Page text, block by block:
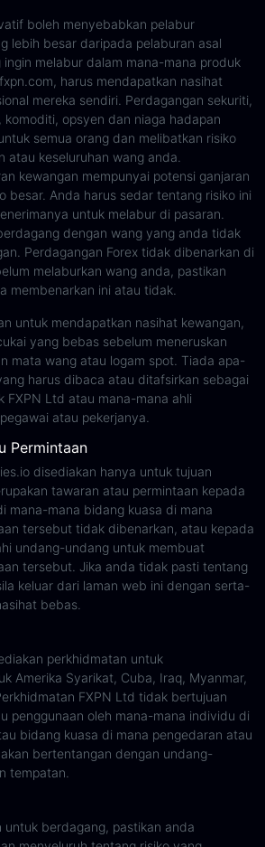
boleh menyebabkan pelabur
lebih besar daripada pelaburan asal
ingin melabur dalam mana-mana produk
harus mendapatkan nasihat
mereka sendiri. Perdagangan sekuriti,
komoditi, opsyen dan niaga hadapan
semua orang dan melibatkan risiko
atau keseluruhan wang anda.
kewangan mempunyai potensi ganjaran
besar. Anda harus sedar tentang risiko ini
untuk melabur di pasaran.
dengan wang yang anda tidak
Perdagangan Forex tidak dibenarkan di
melaburkan wang anda, pastikan
membenarkan ini atau tidak.
untuk mendapatkan nasihat kewangan,
yang bebas sebelum meneruskan
mata wang atau logam spot. Tiada apa-
harus dibaca atau ditafsirkan sebagai
FXPN Ltd atau mana-mana ahli
atau pekerjanya.
Permintaan
disediakan hanya untuk tujuan
tawaran atau permintaan kepada
mana-mana bidang kuasa di mana
tersebut tidak dibenarkan, atau kepada
undang-undang untuk membuat
tersebut. Jika anda tidak pasti tentang
keluar dari laman web ini dengan serta-
bebas.
perkhidmatan untuk
Amerika Syarikat, Cuba, Iraq, Myanmar,
FXPN Ltd tidak bertujuan
penggunaan oleh mana-mana individu di
bidang kuasa di mana pengedaran atau
bertentangan dengan undang-
tempatan.
untuk berdagang, pastikan anda